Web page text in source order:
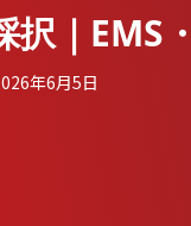
｜EMS
年6月5日